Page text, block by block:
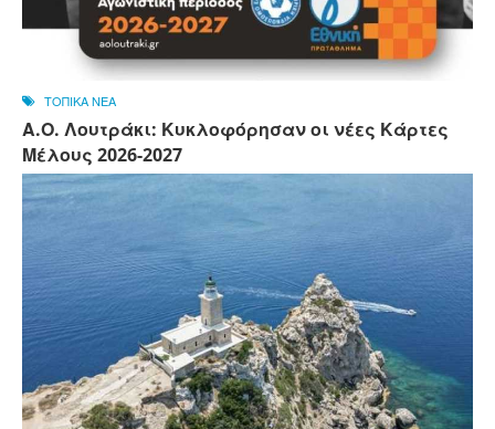
ΤΟΠΙΚΑ ΝΕΑ
Α.Ο. Λουτράκι: Κυκλοφόρησαν οι νέες Κάρτες
Μέλους 2026-2027